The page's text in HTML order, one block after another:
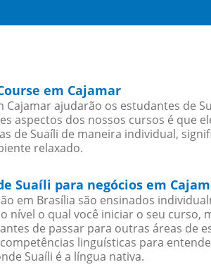
em Cajamar
Cajamar ajudarão os estudantes de
aspectos dos nossos cursos é que
de Suaíli de maneira individual,
relaxado.
Suaíli para negócios em
em Brasília são ensinados
nível o qual você iniciar o seu
de passar para outras áreas
linguísticas para
Suaíli é a língua nativa.